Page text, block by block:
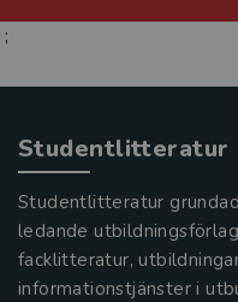
;
Studentlitteratur
Studentlitteratur
ledande
facklitteratur,
informationstjänster i